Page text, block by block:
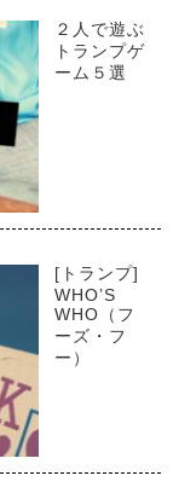
２人で遊ぶ
トランプゲ
ーム５選
[トランプ]
WHO’S
WHO（フ
ーズ・フ
ー）